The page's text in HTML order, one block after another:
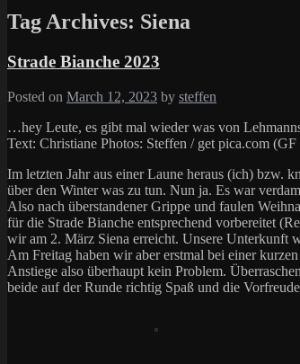
Tag Archives: Siena
Strade Bianche 2023
Posted on March 12, 2023 by steffen
…hey Leute, es gibt mal wieder was von
Text: Christiane Photos: Steffen / get pica.com (GF
Im letzten Jahr aus einer Laune heraus (ich) bzw.
über den Winter was zu tun. Nun ja. Es war
Also nach überstandener Grippe und faulen
für die Strade Bianche entsprechend vorbereitet
wir am 2. März Siena erreicht. Unsere Unterkunft
Am Freitag haben wir aber erstmal bei einer
Anstiege also überhaupt kein Problem.
beide auf der Runde richtig Spaß und die